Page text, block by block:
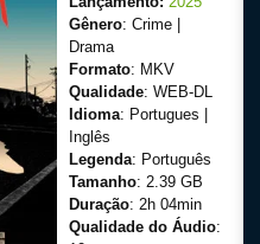
Gênero: Crime |
Drama
Formato: MKV
Qualidade: WEB-DL
Idioma: Portugues |
Inglês
Legenda: Português
Tamanho: 2.39 GB
Duração: 2h 04min
Qualidade do Áudio: